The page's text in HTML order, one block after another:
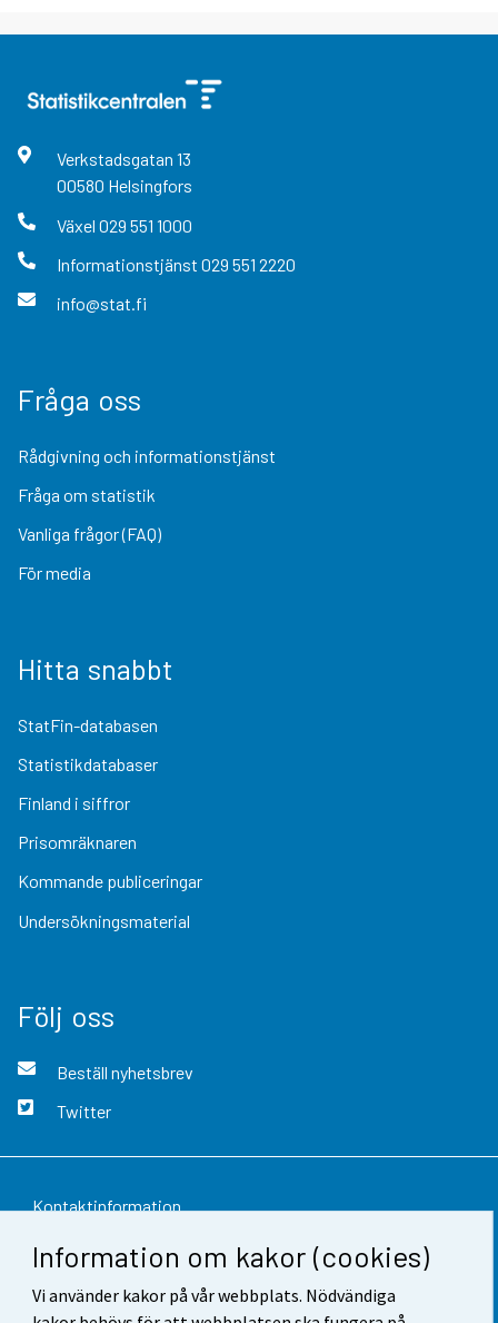
Information om kakor (cookies)
Vi använder kakor på vår webbplats. Nödvändiga
Verkstadsgatan 13
00580 Helsingfors
Växel 029 551 1000
Informationstjänst 029 551 2220
info@stat.fi
Fråga oss
Rådgivning och informationstjänst
Fråga om statistik
Vanliga frågor (FAQ)
För media
Hitta snabbt
StatFin-databasen
Statistikdatabaser
Finland i siffror
Prisomräknaren
Kommande publiceringar
Undersökningsmaterial
Följ oss
Beställ nyhetsbrev
Twitter
Kontaktinformation
Respons
Användarvillkor